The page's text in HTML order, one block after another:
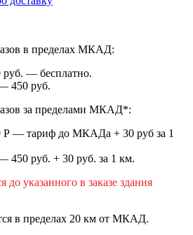
в пределах МКАД:
руб. — бесплатно.
450 руб.
за пределами МКАД*:
Р — тариф до МКАДа + 30 руб за 1
450 руб. + 30 руб. за 1 км.
до указанного в заказе здания
в пределах 20 км от МКАД.